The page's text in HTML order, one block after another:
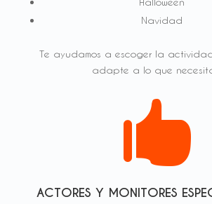
Navidad
Te ayudamos a escoger la
adapte a lo que

ACTORES Y MONITORES